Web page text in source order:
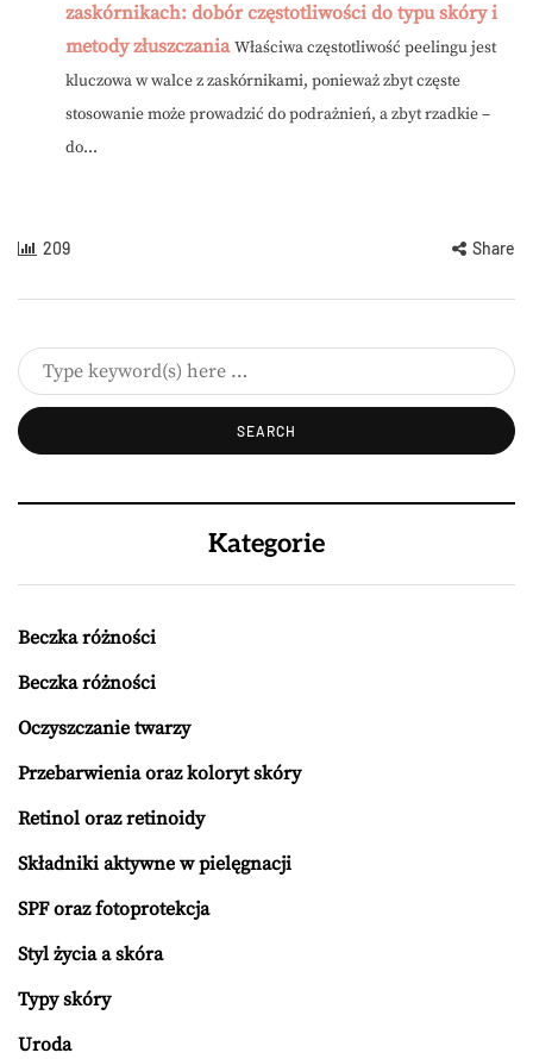
zaskórnikach: dobór częstotliwości do typu skóry i
metody złuszczania Właściwa częstotliwość peelingu jest
kluczowa w walce z zaskórnikami, ponieważ zbyt częste
stosowanie może prowadzić do podrażnień, a zbyt rzadkie –
do...
209 Share
Kategorie
Beczka różności
Beczka różności
Oczyszczanie twarzy
Przebarwienia oraz koloryt skóry
Retinol oraz retinoidy
Składniki aktywne w pielęgnacji
SPF oraz fotoprotekcja
Styl życia a skóra
Typy skóry
Uroda